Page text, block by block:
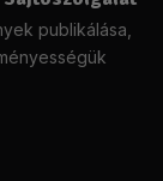
publikálása,